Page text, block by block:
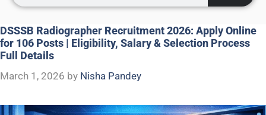
DSSSB Radiographer Recruitment 2026: Apply Online
for 106 Posts | Eligibility, Salary & Selection Process
Full Details
March 1, 2026 by Nisha Pandey